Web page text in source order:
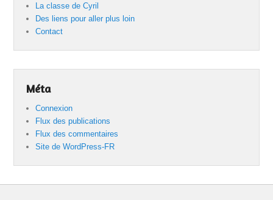
La classe de Cyril
Des liens pour aller plus loin
Contact
Méta
Connexion
Flux des publications
Flux des commentaires
Site de WordPress-FR